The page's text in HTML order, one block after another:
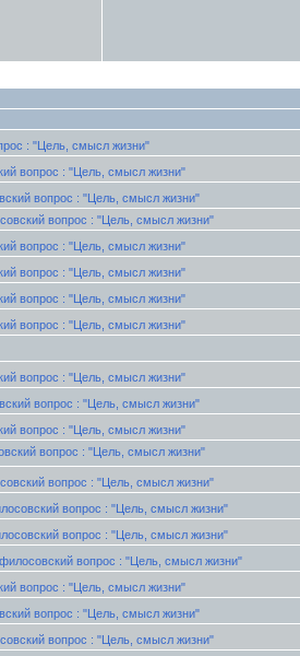
: "Цель, смысл жизни"
вопрос : "Цель, смысл жизни"
вопрос : "Цель, смысл жизни"
вопрос : "Цель, смысл жизни"
вопрос : "Цель, смысл жизни"
вопрос : "Цель, смысл жизни"
вопрос : "Цель, смысл жизни"
вопрос : "Цель, смысл жизни"
вопрос : "Цель, смысл жизни"
вопрос : "Цель, смысл жизни"
вопрос : "Цель, смысл жизни"
вопрос : "Цель, смысл жизни"
вопрос : "Цель, смысл жизни"
вопрос : "Цель, смысл жизни"
вопрос : "Цель, смысл жизни"
вопрос : "Цель, смысл жизни"
вопрос : "Цель, смысл жизни"
вопрос : "Цель, смысл жизни"
вопрос : "Цель, смысл жизни"